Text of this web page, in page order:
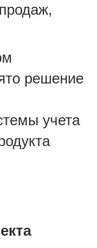
решение
учета